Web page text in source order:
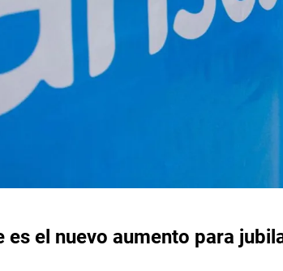
es el nuevo aumento para